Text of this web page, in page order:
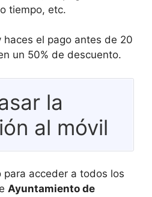
tiempo, etc.
haces el pago antes de 20
un 50% de descuento.
la
al móvil
para acceder a todos los
Ayuntamiento de